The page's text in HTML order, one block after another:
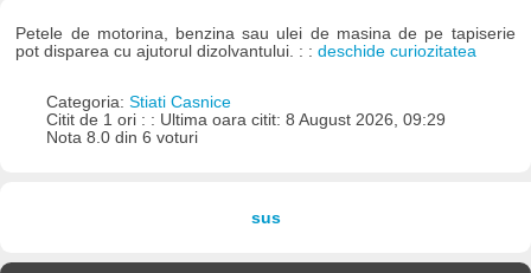
Petele de motorina, benzina sau ulei de masina de pe tapiserie
pot disparea cu ajutorul dizolvantului. : :deschide curiozitatea
Categoria: Stiati Casnice
Citit de 1 ori : : Ultima oara citit: 8 August 2026, 09:29
Nota 8.0 din 6 voturi
sus